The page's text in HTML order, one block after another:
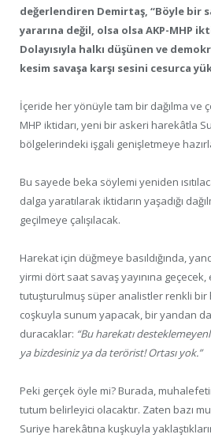
değerlendiren Demirtaş, “Böyle bir
yararına değil, olsa olsa AKP-MHP
Dolayısıyla halkı düşünen ve
kesim savaşa karşı sesini cesurca
İçeride her yönüyle tam bir dağılma ve
MHP iktidarı, yeni bir askeri harekâtla
bölgelerindeki işgali genişletmeye
Bu sayede beka söylemi yeniden
dalga yaratılarak iktidarın yaşadığı
geçilmeye çalışılacak.
Harekat için düğmeye basıldığında,
yirmi dört saat savaş yayınına
tutuşturulmuş süper analistler renkli bir
coşkuyla sunum yapacak, bir yandan
duracaklar: “Bu harekatı
ya bizdesiniz ya da terörist! Ortası yok.”
Peki gerçek öyle mi? Burada,
tutum belirleyici olacaktır. Zaten bazı
Suriye harekâtına kuşkuyla